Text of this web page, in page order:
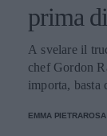
prima
A svelare il
chef Gordon
importa, basta
EMMA PIETRAROSA